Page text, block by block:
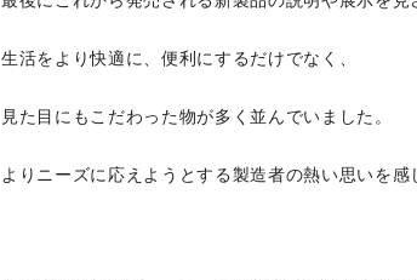
生活をより快適に、便利にするだけでなく、
見た目にもこだわった物が多く並んでいました。
よりニーズに応えようとする製造者の熱い思いを感